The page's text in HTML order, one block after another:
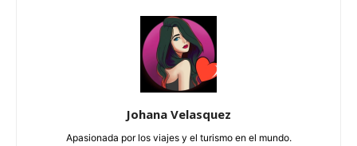
Johana Velasquez
Apasionada por los viajes y el turismo en el mundo.